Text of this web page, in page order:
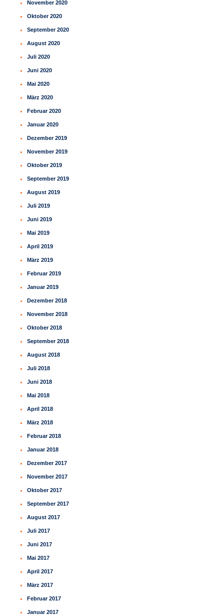
November 2020
Oktober 2020
September 2020
August 2020
Juli 2020
Juni 2020
Mai 2020
März 2020
Februar 2020
Januar 2020
Dezember 2019
November 2019
Oktober 2019
September 2019
August 2019
Juli 2019
Juni 2019
Mai 2019
April 2019
März 2019
Februar 2019
Januar 2019
Dezember 2018
November 2018
Oktober 2018
September 2018
August 2018
Juli 2018
Juni 2018
Mai 2018
April 2018
März 2018
Februar 2018
Januar 2018
Dezember 2017
November 2017
Oktober 2017
September 2017
August 2017
Juli 2017
Juni 2017
Mai 2017
April 2017
März 2017
Februar 2017
Januar 2017